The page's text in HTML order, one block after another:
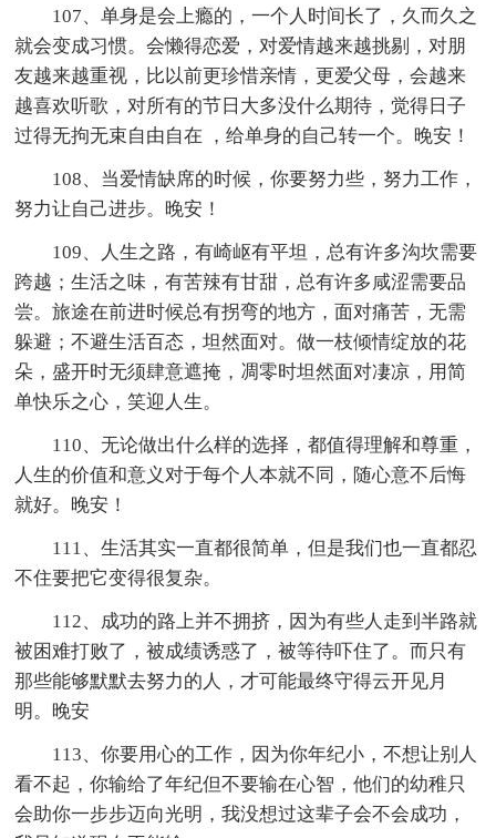
107、单身是会上瘾的，一个人时间长了，久而久之
就会变成习惯。会懒得恋爱，对爱情越来越挑剔，对朋
友越来越重视，比以前更珍惜亲情，更爱父母，会越来
越喜欢听歌，对所有的节日大多没什么期待，觉得日子
过得无拘无束自由自在 ，给单身的自己转一个。晚安！
108、当爱情缺席的时候，你要努力些，努力工作，
努力让自己进步。晚安！
109、人生之路，有崎岖有平坦，总有许多沟坎需要
跨越；生活之味，有苦辣有甘甜，总有许多咸涩需要品
尝。旅途在前进时候总有拐弯的地方，面对痛苦，无需
躲避；不避生活百态，坦然面对。做一枝倾情绽放的花
朵，盛开时无须肆意遮掩，凋零时坦然面对凄凉，用简
单快乐之心，笑迎人生。
110、无论做出什么样的选择，都值得理解和尊重，
人生的价值和意义对于每个人本就不同，随心意不后悔
就好。晚安！
111、生活其实一直都很简单，但是我们也一直都忍
不住要把它变得很复杂。
112、成功的路上并不拥挤，因为有些人走到半路就
被困难打败了，被成绩诱惑了，被等待吓住了。而只有
那些能够默默去努力的人，才可能最终守得云开见月
明。晚安
113、你要用心的工作，因为你年纪小，不想让别人
看不起，你输给了年纪但不要输在心智，他们的幼稚只
会助你一步步迈向光明，我没想过这辈子会不会成功，